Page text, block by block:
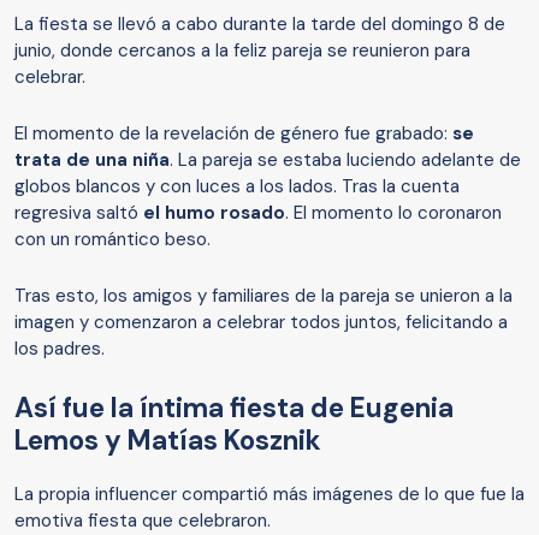
La fiesta se llevó a cabo durante la tarde del domingo 8 de
junio, donde cercanos a la feliz pareja se reunieron para
celebrar.
El momento de la revelación de género fue grabado: se
trata de una niña. La pareja se estaba luciendo adelante de
globos blancos y con luces a los lados. Tras la cuenta
regresiva saltó el humo rosado. El momento lo coronaron
con un romántico beso.
Tras esto, los amigos y familiares de la pareja se unieron a la
imagen y comenzaron a celebrar todos juntos, felicitando a
los padres.
Así fue la íntima fiesta de Eugenia
Lemos y Matías Kosznik
La propia influencer compartió más imágenes de lo que fue la
emotiva fiesta que celebraron.